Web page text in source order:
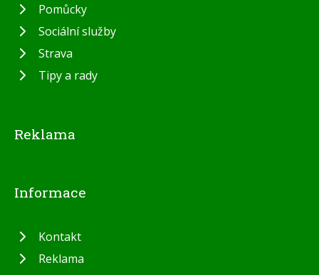
Pomůcky
Sociální služby
Strava
Tipy a rady
Reklama
Informace
Kontakt
Reklama